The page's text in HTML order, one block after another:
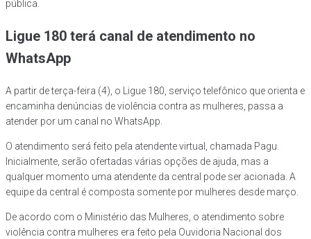
pública.
Ligue 180 terá canal de atendimento no
WhatsApp
A partir de terça-feira (4), o Ligue 180, serviço telefônico que orienta e
encaminha denúncias de violência contra as mulheres, passa a
atender por um canal no WhatsApp.
O atendimento será feito pela atendente virtual, chamada Pagu.
Inicialmente, serão ofertadas várias opções de ajuda, mas a
qualquer momento uma atendente da central pode ser acionada. A
equipe da central é composta somente por mulheres desde março.
De acordo com o Ministério das Mulheres, o atendimento sobre
violência contra mulheres era feito pela Ouvidoria Nacional dos